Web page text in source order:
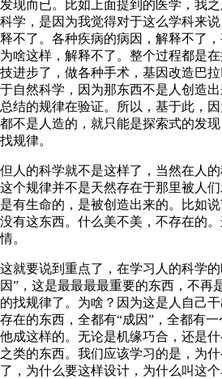
发现而已。比如上面提到的医学，我
科学，是因为我觉得对于这么学科来
释不了。各种疾病的病因，解释不了
为啥这样，解释不了。整个过程都是
技进步了，做各种手术，基因改造巴
于自然科学，因为那东西不是人创造
总结的规律在验证。所以，基于此，
都不是人造的，就只能是探索式的发
找规律。
但人的科学就不是这样了，当然在人
这个规律并不是天然存在于那里被人
是有生命的，是被创造出来的。比如
没有这东西。什么美不美，不存在的
情。
这就要说到重点了，在学习人的科学
因”，这是最最最最重要的东西，不再
的找规律了。为啥？因为这是人自己
存在的东西，全都有“成因”，全都有
他成这样的。无论是机缘巧合，还是
之类的东西。我们应该学习的是，为
了，为什么要这样设计，为什么叫这